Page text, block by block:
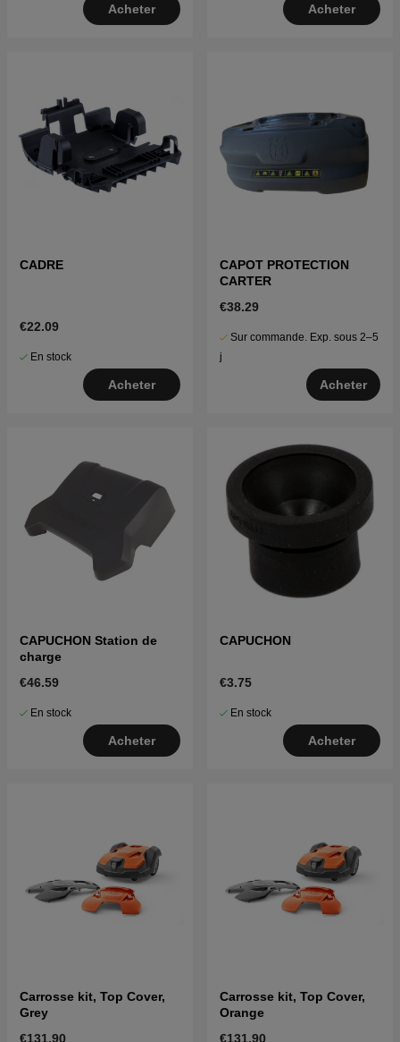
Acheter Acheter
CADRE
€22.09
En stock
Acheter
CAPOT PROTECTION
CARTER
€38.29
Sur commande. Exp. sous 2–5
j
Acheter
CAPUCHON Station de
charge
€46.59
En stock
Acheter
CAPUCHON
€3.75
En stock
Acheter
Carrosse kit, Top Cover,
Grey
€131.90
Carrosse kit, Top Cover,
Orange
€131.90